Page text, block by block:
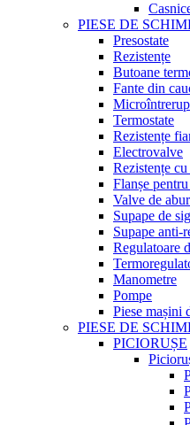
PIESE DE
Presostate
Rezistențe
Butoane
Fante din
Termostate
Rezistențe
Electrovalve
Rezistențe cu
Flanșe
Valve de abur
Supape de
Supape anti-
Regulatoare
Manometre
Pompe
Piese mașini
PIESE DE
PICIORUȘE